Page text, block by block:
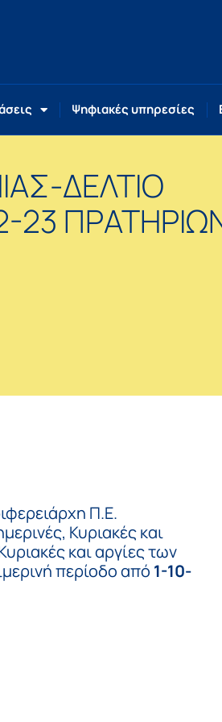
Ψηφιακές υπηρεσίες
ΔΕΛΤΙΟ
23
Π.Ε.
Κυριακές και
και αργίες των
περίοδο από 1-10-